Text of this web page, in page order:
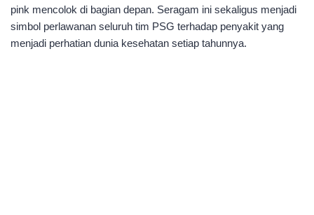
pink mencolok di bagian depan. Seragam ini sekaligus menjadi
simbol perlawanan seluruh tim PSG terhadap penyakit yang
menjadi perhatian dunia kesehatan setiap tahunnya.​